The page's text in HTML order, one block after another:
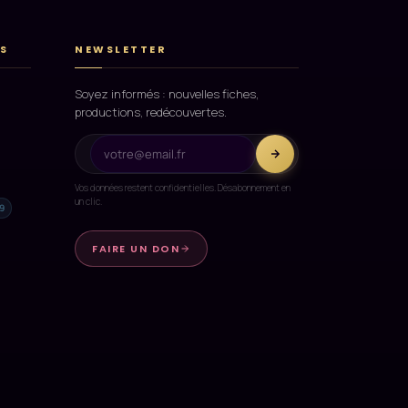
NEWSLETTER
Soyez informés : nouvelles fiches,
productions, redécouvertes.
Vos données restent confidentielles. Désabonnement en
un clic.
FAIRE UN DON